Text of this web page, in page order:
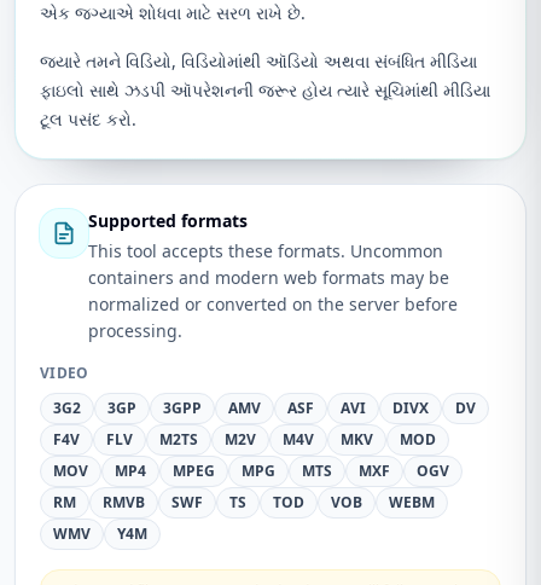
એક જગ્યાએ શોધવા માટે સરળ રાખે છે.
જ્યારે તમને વિડિયો, વિડિયોમાંથી ઑડિયો અથવા સંબંધિત મીડિયા
ફાઇલો સાથે ઝડપી ઑપરેશનની જરૂર હોય ત્યારે સૂચિમાંથી મીડિયા
ટૂલ પસંદ કરો.
Supported formats
This tool accepts these formats. Uncommon
containers and modern web formats may be
normalized or converted on the server before
processing.
VIDEO
3G2
3GP 3GPP AMV ASF AVI DIVX
DV
F4V
FLV M2TS M2V M4V MKV
MOD
MOV
MP4 MPEG MPG MTS MXF
OGV
RM
RMVB SWF TS TOD VOB
WEBM
WMV
Y4M